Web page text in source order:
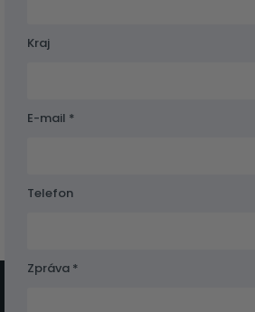
Kraj
E-mail *
Telefon
Zpráva *